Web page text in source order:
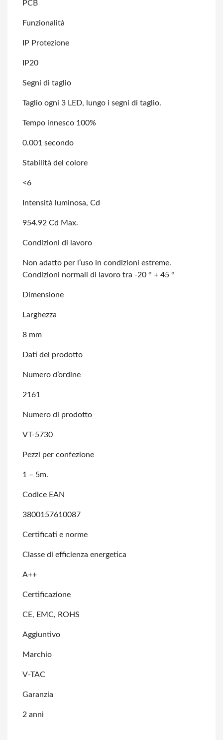
PCB
Funzionalità
IP Protezione
IP20
Segni di taglio
Taglio ogni 3 LED, lungo i segni di taglio.
Tempo innesco 100%
0.001 secondo
Stabilità del colore
<6
Intensità luminosa, Cd
954.92 Cd Max.
Condizioni di lavoro
Non adatto per l’uso in condizioni estreme.
Condizioni normali di lavoro tra -20 ° + 45 °
Dimensione
Larghezza
8 mm
Dati del prodotto
Numero d’ordine
2161
Numero di prodotto
VT-5730
Pezzi per confezione
1 – 5m.
Codice EAN
3800157610087
Certificati e norme
Classe di efficienza energetica
A++
Certificazione
CE, EMC, ROHS
Aggiuntivo
Marchio
V-TAC
Garanzia
2 anni